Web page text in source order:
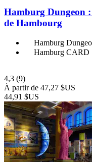
Hamburg Dungeon
de Hambourg
Hamburg
Hamburg CARD
4,3 (9)
À partir de 47,27 $US
44,91 $US